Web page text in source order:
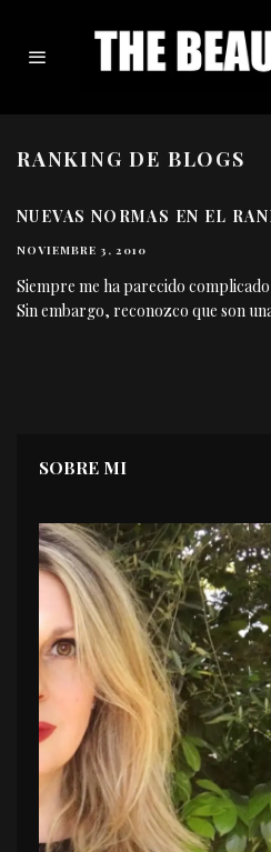
RANKING DE BLOGS
NUEVAS NORMAS EN EL
NOVIEMBRE 3, 2010
Siempre me ha parecido
Sin embargo, reconozco que son
SOBRE MI